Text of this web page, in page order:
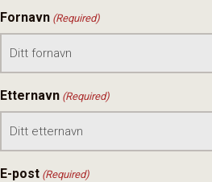
Fornavn (Required)
Etternavn (Required)
E-post (Required)